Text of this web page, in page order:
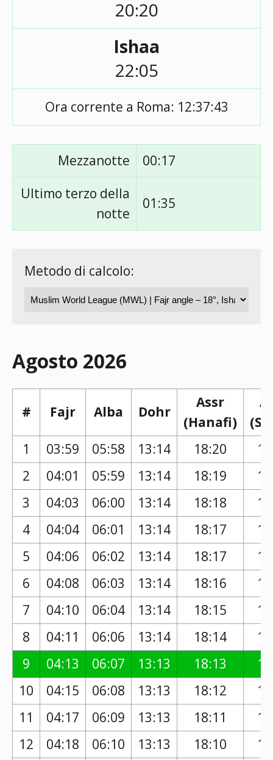
20:20
Ishaa
22:05
Ora corrente a Roma: 12:37:43
Mezzanotte
00:17
Ultimo terzo della
notte
01:35
Metodo di calcolo:
Agosto 2026
# Fajr Alba Dohr
Assr
(Hanafi)
1
03:59 05:58 13:14 18:20
2
04:01 05:59 13:14 18:19
3
04:03 06:00 13:14 18:18
4
04:04 06:01 13:14 18:17
5
04:06 06:02 13:14 18:17
6
04:08 06:03 13:14 18:16
7
04:10 06:04 13:14 18:15
8
04:11 06:06 13:14 18:14
9
04:13 06:07 13:13 18:13
10
04:15 06:08 13:13 18:12
11
04:17 06:09 13:13 18:11
12
04:18 06:10 13:13 18:10